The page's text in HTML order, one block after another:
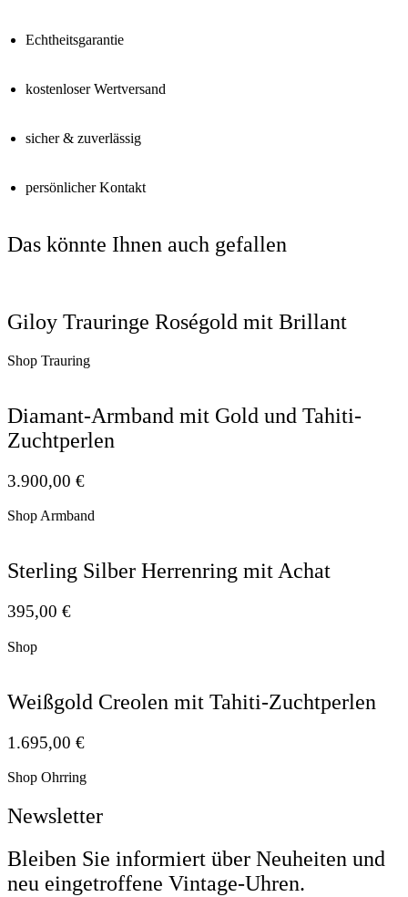
Echtheitsgarantie
kostenloser Wertversand
sicher & zuverlässig
persönlicher Kontakt
Das könnte Ihnen auch gefallen
Giloy Trauringe Roségold mit Brillant
Shop Trauring
Diamant-Armband mit Gold und Tahiti-
Zuchtperlen
3.900,00 €
Shop Armband
Sterling Silber Herrenring mit Achat
395,00 €
Shop
Weißgold Creolen mit Tahiti-Zuchtperlen
1.695,00 €
Shop Ohrring
Newsletter
Bleiben Sie informiert über Neuheiten und
neu eingetroffene Vintage-Uhren.